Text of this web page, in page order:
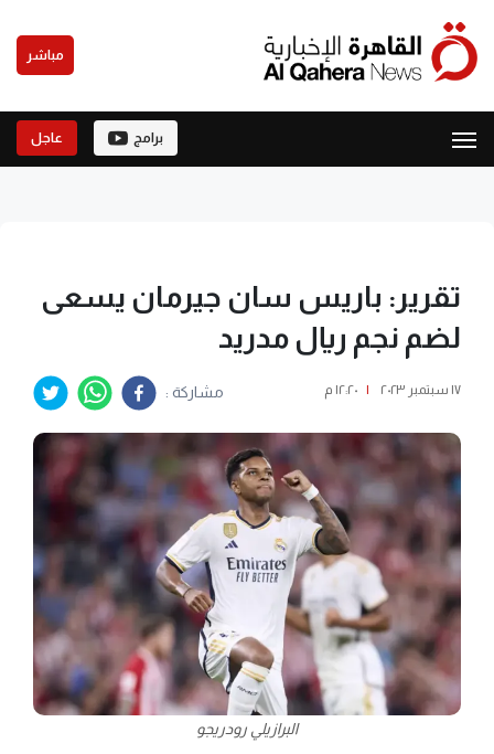
مباشر
برامج عاجل
تقرير: باريس سان جيرمان يسعى
لضم نجم ريال مدريد
١٧ سبتمبر ٢٠٢٣ | ١٢:٢٠ م مشاركة :
البرازيلي رودريجو